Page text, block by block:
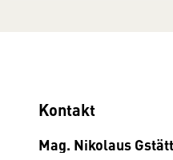
Kontakt
Mag. Nikolaus